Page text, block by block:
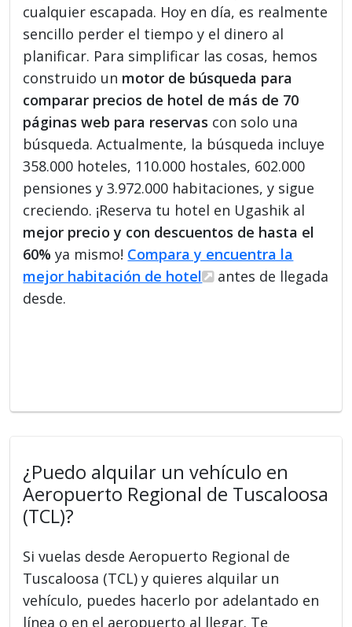
cualquier escapada. Hoy en día, es realmente
sencillo perder el tiempo y el dinero al
planificar. Para simplificar las cosas, hemos
construido un motor de búsqueda para
comparar precios de hotel de más de 70
páginas web para reservas con solo una
búsqueda. Actualmente, la búsqueda incluye
358.000 hoteles, 110.000 hostales, 602.000
pensiones y 3.972.000 habitaciones, y sigue
creciendo. ¡Reserva tu hotel en Ugashik al
mejor precio y con descuentos de hasta el
60% ya mismo! Compara y encuentra la
mejor habitación de hotel
antes de llegada
desde.
¿Puedo alquilar un vehículo en
Aeropuerto Regional de Tuscaloosa
(TCL)?
Si vuelas desde Aeropuerto Regional de
Tuscaloosa (TCL) y quieres alquilar un
vehículo, puedes hacerlo por adelantado en
línea o en el aeropuerto al llegar. Te